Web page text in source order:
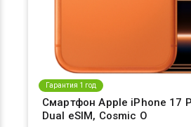
Гарантия 1 год
Смартфон Apple iPhone 17
Dual eSIM, Cosmic O